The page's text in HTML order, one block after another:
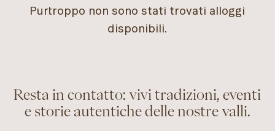
Purtroppo non sono stati trovati alloggi
disponibili.
Resta in contatto: vivi tradizioni, eventi
e storie autentiche delle nostre valli.